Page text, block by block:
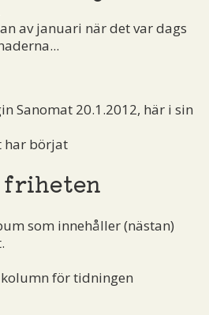
av januari när det var dags
Sanomat 20.1.2012, här i sin
har börjat
som innehåller (nästan)
för tidningen